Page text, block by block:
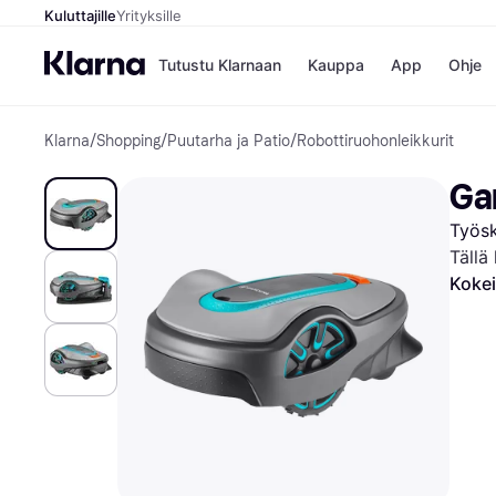
KuluttajilleYrityksille
Tutustu Klarnaan Kauppa
Kaupat
Gigantti
H&M
Peten
Wolt
App Ohje
Klarna/Shopping/Puutarha ja Patio/Robottiruohonleikkurit
Tällä